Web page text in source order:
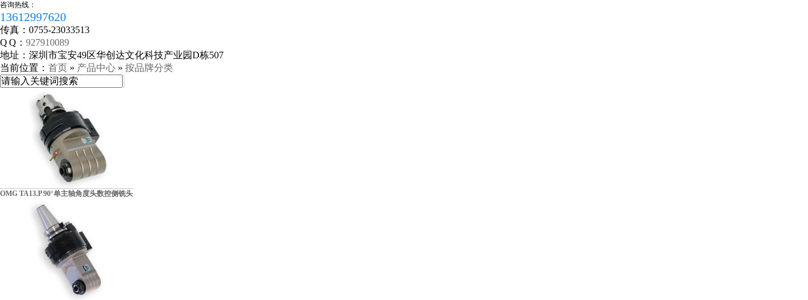
营业执照
咨询热线：
13612997620
传真： 0755-23033513
Q Q： 927910089
地址： 深圳市宝安49区华创达文化科技产业园D栋507
当前位置： 首页 » 产品中心 » 按品牌分类
OMG TA13.P 90°单主轴角度头数控侧铣头